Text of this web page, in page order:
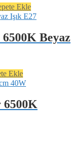
Ekle
Beyaz
Ekle
6500K